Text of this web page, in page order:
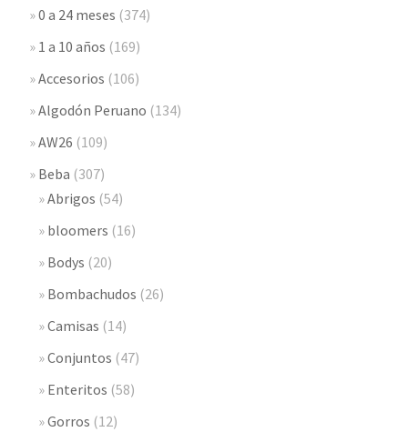
0 a 24 meses (374)
1 a 10 años (169)
Accesorios (106)
Algodón Peruano (134)
AW26 (109)
Beba (307)
Abrigos (54)
bloomers (16)
Bodys (20)
Bombachudos (26)
Camisas (14)
Conjuntos (47)
Enteritos (58)
Gorros (12)